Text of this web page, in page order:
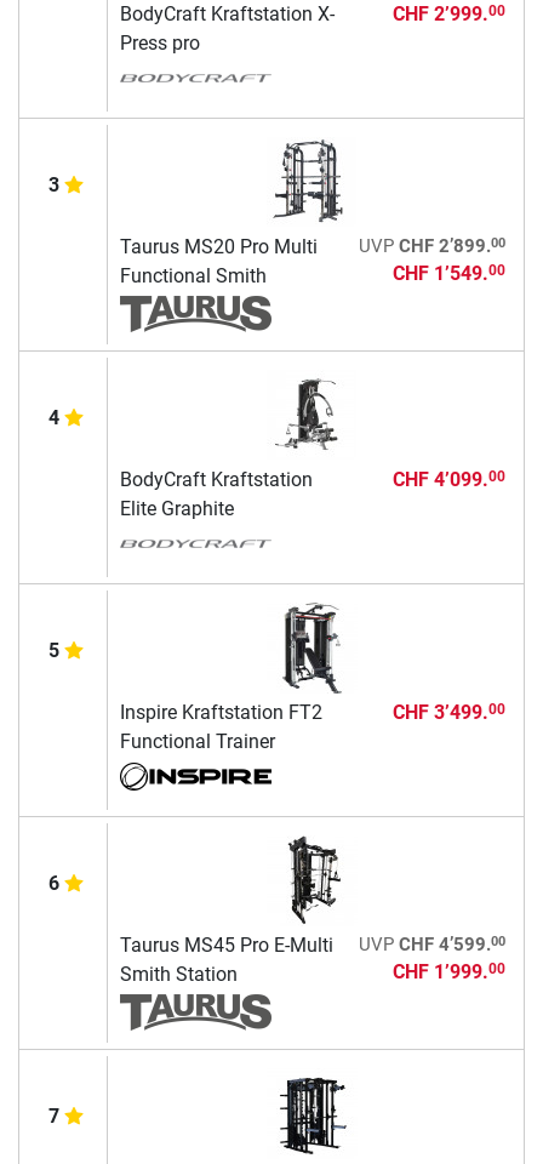
BodyCraft Kraftstation X-
Press pro
CHF 2’999.00
3
Taurus MS20 Pro Multi
Functional Smith
UVP CHF 2’899.00
CHF 1’549.00
4
BodyCraft Kraftstation
Elite Graphite
CHF 4’099.00
5
Inspire Kraftstation FT2
Functional Trainer
CHF 3’499.00
6
Taurus MS45 Pro E-Multi
Smith Station
UVP CHF 4’599.00
CHF 1’999.00
7